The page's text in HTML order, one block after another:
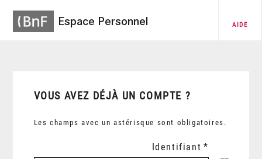
Espace Personnel AIDE
VOUS AVEZ DÉJÀ UN COMPTE ?
Les champs avec un astérisque sont obligatoires.
Identifiant